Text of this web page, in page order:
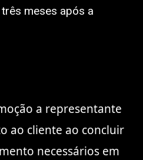
meses após a
a representante
ao cliente ao concluir
necessários em